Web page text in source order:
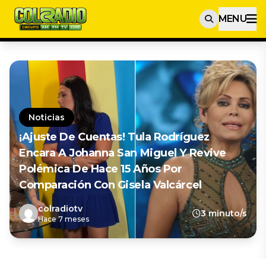
MENU
Noticias
¡Ajuste De Cuentas! Tula Rodríguez
Encara A Johanna San Miguel Y Revive
Polémica De Hace 15 Años Por
Comparación Con Gisela Valcárcel
colradiotv
Hace 7 meses
3 minuto/s